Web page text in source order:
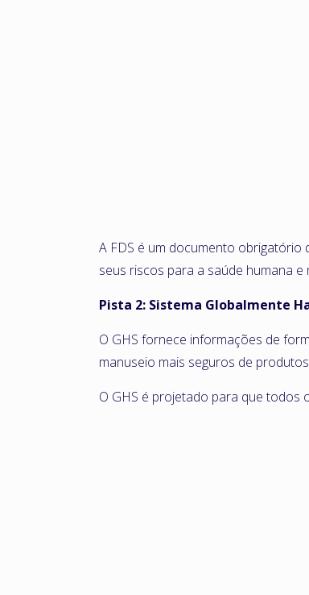
A FDS é um documento
seus riscos para a saúde humana
Pista 2: Sistema Globalmente
O GHS fornece informações de
manuseio mais seguros de
O GHS é projetado para que todos